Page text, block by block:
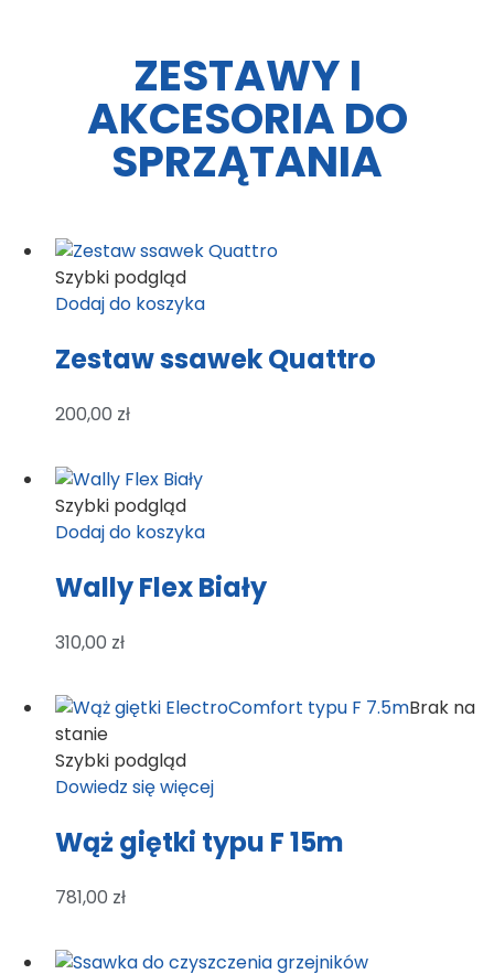
ZESTAWY I
AKCESORIA DO
SPRZĄTANIA
Szybki podgląd
Dodaj do koszyka
Zestaw ssawek Quattro
200,00 zł
Szybki podgląd
Dodaj do koszyka
Wally Flex Biały
310,00 zł
Brak na
stanie
Szybki podgląd
Dowiedz się więcej
Wąż giętki typu F 15m
781,00 zł